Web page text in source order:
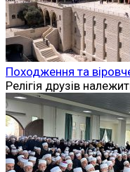
Походження та
Релігія друзів